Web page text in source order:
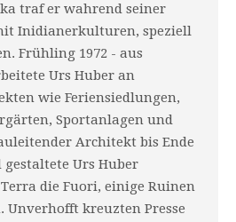
traf er wahrend seiner
Inidianerkulturen, speziell
Frühling 1972 - aus
Urs Huber an
wie Feriensiedlungen,
Sportanlagen und
Architekt bis Ende
gestaltete Urs Huber
die Fuori, einige Ruinen
Unverhofft kreuzten Presse